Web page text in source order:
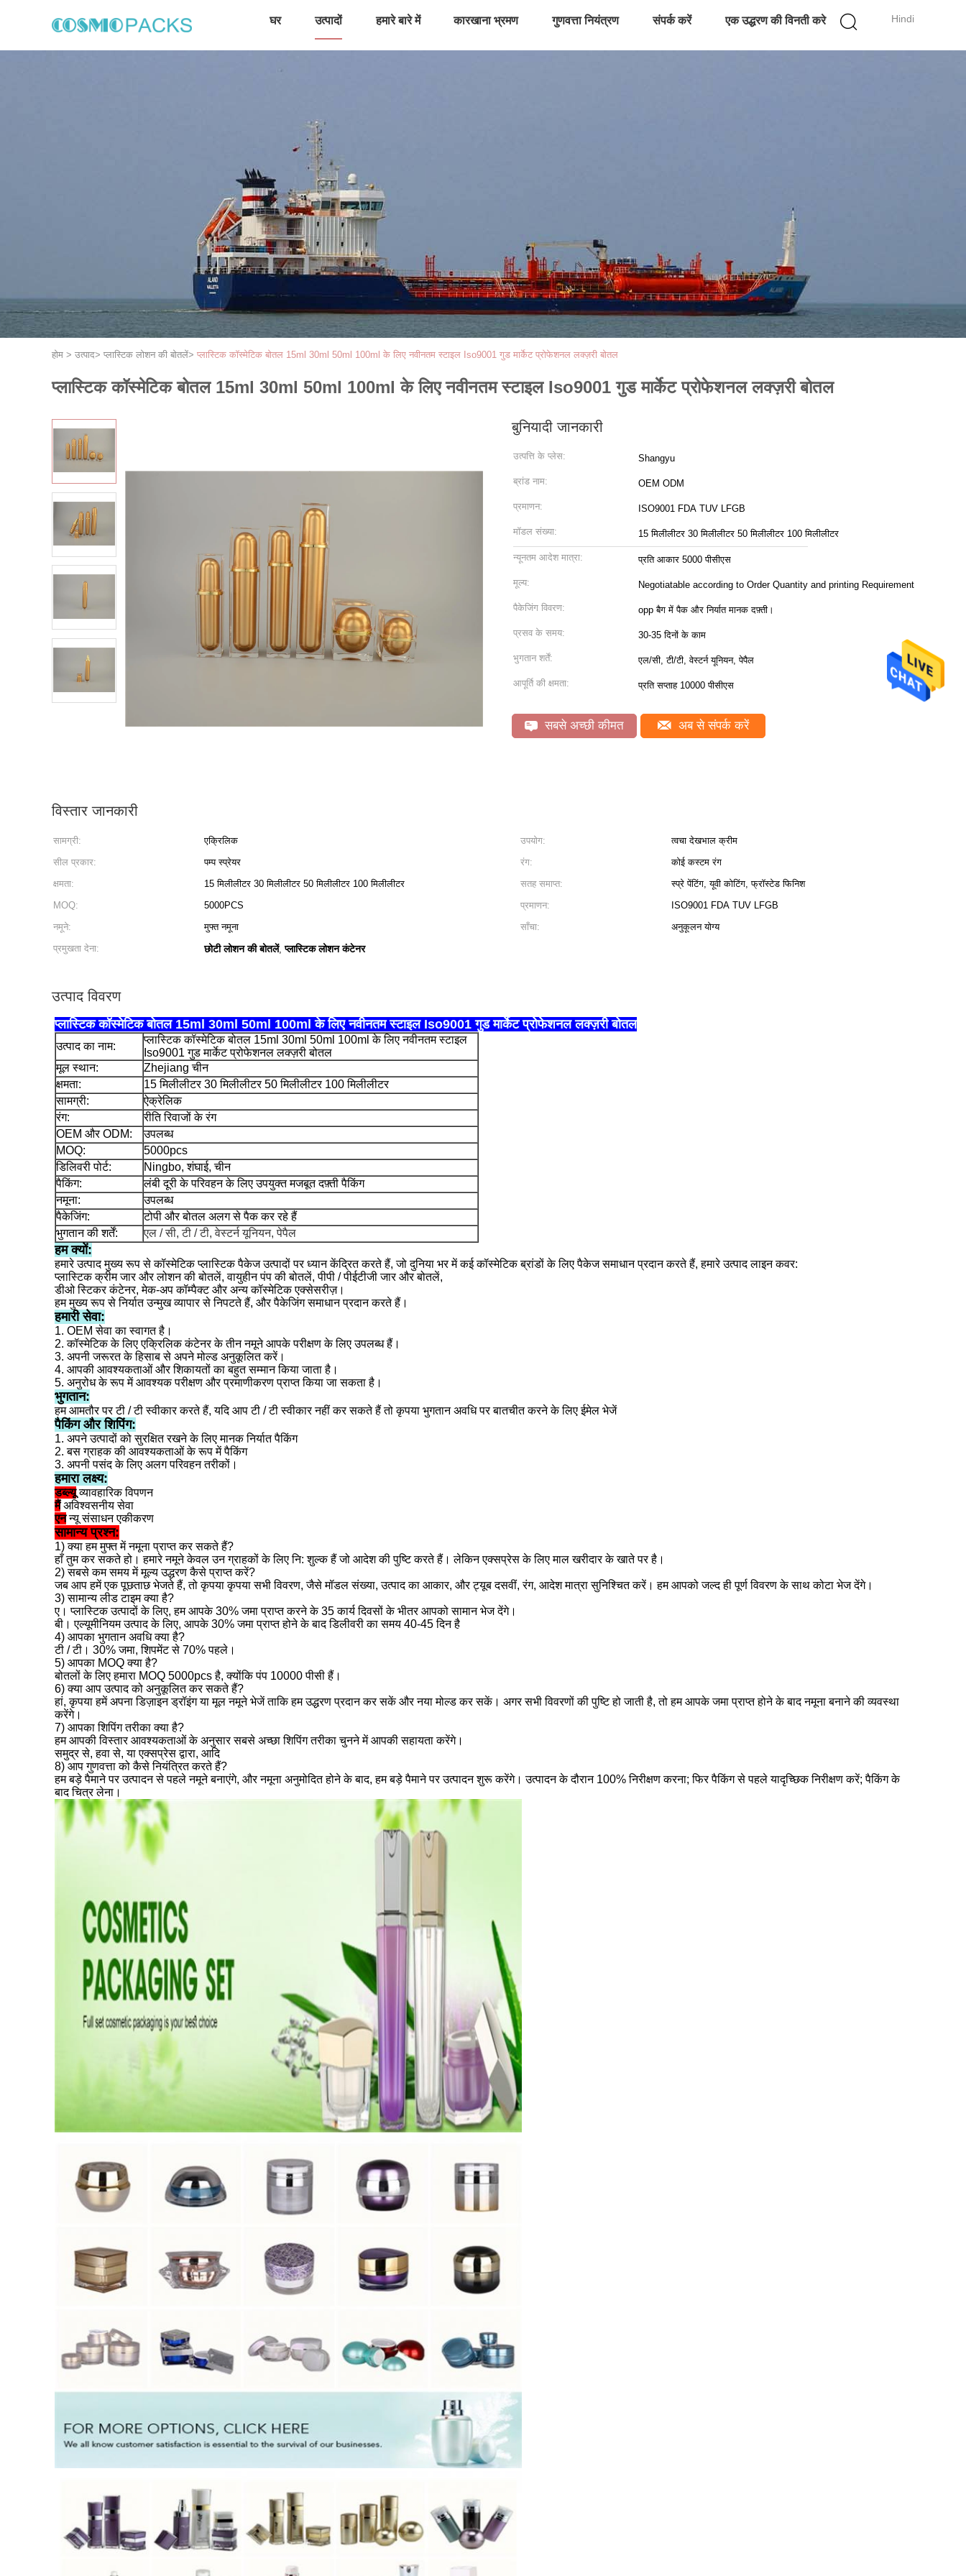
Hindi
घर उत्पादों हमारे बारे में कारखाना भ्रमण गुणवत्ता नियंत्रण संपर्क करें एक उद्धरण की विनती करे
होम > उत्पाद> प्लास्टिक लोशन की बोतलें> प्लास्टिक कॉस्मेटिक बोतल 15ml 30ml 50ml 100ml के लिए नवीनतम स्टाइल Iso9001 गुड मार्केट प्रोफेशनल लक्ज़री बोतल
प्लास्टिक कॉस्मेटिक बोतल 15ml 30ml 50ml 100ml के लिए नवीनतम स्टाइल Iso9001 गुड मार्केट प्रोफेशनल लक्ज़री बोतल
बुनियादी जानकारी
उत्पत्ति के प्लेस: Shangyu
ब्रांड नाम: OEM ODM
प्रमाणन: ISO9001 FDA TUV LFGB
मॉडल संख्या: 15 मिलीलीटर 30 मिलीलीटर 50 मिलीलीटर 100 मिलीलीटर
न्यूनतम आदेश मात्रा: प्रति आकार 5000 पीसीएस
मूल्य: Negotiatable according to Order Quantity and printing Requirements
पैकेजिंग विवरण: opp बैग में पैक और निर्यात मानक दफ़्ती।
प्रसव के समय: 30-35 दिनों के काम
भुगतान शर्तें: एल/सी, टी/टी, वेस्टर्न यूनियन, पेपैल
आपूर्ति की क्षमता: प्रति सप्ताह 10000 पीसीएस
सबसे अच्छी कीमत अब से संपर्क करें
विस्तार जानकारी
सामग्री: एक्रिलिक उपयोग:
त्वचा देखभाल क्रीम
सील प्रकार:
पम्प स्प्रेयर रंग:
कोई कस्टम रंग
क्षमता:
15 मिलीलीटर 30 मिलीलीटर 50 मिलीलीटर 100 मिलीलीटर सतह समाप्त:
स्प्रे पेंटिंग, यूवी कोटिंग, फ्रॉस्टेड फिनिश
MOQ:
5000PCS प्रमाणन:
ISO9001 FDA TUV LFGB
नमूने:
मुफ्त नमूना साँचा:
अनुकूलन योग्य
प्रमुखता देना:
छोटी लोशन की बोतलें,प्लास्टिक लोशन कंटेनर
उत्पाद विवरण
प्लास्टिक कॉस्मेटिक बोतल 15ml 30ml 50ml 100ml के लिए नवीनतम स्टाइल Iso9001 गुड मार्केट प्रोफेशनल लक्ज़री बोतल
उत्पाद का नाम:
प्लास्टिक कॉस्मेटिक बोतल 15ml 30ml 50ml 100ml के लिए नवीनतम स्टाइल
Iso9001 गुड मार्केट प्रोफेशनल लक्ज़री बोतल
मूल स्थान:
Zhejiang चीन
क्षमता:
15 मिलीलीटर 30 मिलीलीटर 50 मिलीलीटर 100 मिलीलीटर
सामग्री:
ऐक्रेलिक
रंग:
रीति रिवाजों के रंग
OEM और ODM:
उपलब्ध
MOQ:
5000pcs
डिलिवरी पोर्ट:
Ningbo, शंघाई, चीन
पैकिंग:
लंबी दूरी के परिवहन के लिए उपयुक्त मजबूत दफ़्ती पैकिंग
नमूना:
उपलब्ध
पैकेजिंग:
टोपी और बोतल अलग से पैक कर रहे हैं
भुगतान की शर्तें:
एल / सी, टी / टी, वेस्टर्न यूनियन, पेपैल
हम क्यों:
हमारे उत्पाद मुख्य रूप से कॉस्मेटिक प्लास्टिक पैकेज उत्पादों पर ध्यान केंद्रित करते हैं, जो दुनिया भर में कई कॉस्मेटिक ब्रांडों के लिए पैकेज समाधान प्रदान करते हैं, हमारे उत्पाद लाइन कवर:
प्लास्टिक क्रीम जार और लोशन की बोतलें, वायुहीन पंप की बोतलें, पीपी / पीईटीजी जार और बोतलें,
डीओ स्टिकर कंटेनर, मेक-अप कॉम्पैक्ट और अन्य कॉस्मेटिक एक्सेसरीज़।
हम मुख्य रूप से निर्यात उन्मुख व्यापार से निपटते हैं, और पैकेजिंग समाधान प्रदान करते हैं।
हमारी सेवा:
1. OEM सेवा का स्वागत है।
2. कॉस्मेटिक के लिए एक्रिलिक कंटेनर के तीन नमूने आपके परीक्षण के लिए उपलब्ध हैं।
3. अपनी जरूरत के हिसाब से अपने मोल्ड अनुकूलित करें।
4. आपकी आवश्यकताओं और शिकायतों का बहुत सम्मान किया जाता है।
5. अनुरोध के रूप में आवश्यक परीक्षण और प्रमाणीकरण प्राप्त किया जा सकता है।
भुगतान:
हम आमतौर पर टी / टी स्वीकार करते हैं, यदि आप टी / टी स्वीकार नहीं कर सकते हैं तो कृपया भुगतान अवधि पर बातचीत करने के लिए ईमेल भेजें
पैकिंग और शिपिंग:
1. अपने उत्पादों को सुरक्षित रखने के लिए मानक निर्यात पैकिंग
2. बस ग्राहक की आवश्यकताओं के रूप में पैकिंग
3. अपनी पसंद के लिए अलग परिवहन तरीकों।
हमारा लक्ष्य:
डब्ल्यूव्यावहारिक विपणन
मैंअविश्वसनीय सेवा
एनन्यू संसाधन एकीकरण
सामान्य प्रश्न:
1) क्या हम मुफ्त में नमूना प्राप्त कर सकते हैं?
हाँ तुम कर सकते हो। हमारे नमूने केवल उन ग्राहकों के लिए नि: शुल्क हैं जो आदेश की पुष्टि करते हैं। लेकिन एक्सप्रेस के लिए माल खरीदार के खाते पर है।
2) सबसे कम समय में मूल्य उद्धरण कैसे प्राप्त करें?
जब आप हमें एक पूछताछ भेजते हैं, तो कृपया कृपया सभी विवरण, जैसे मॉडल संख्या, उत्पाद का आकार, और ट्यूब दसवीं, रंग, आदेश मात्रा सुनिश्चित करें। हम आपको जल्द ही पूर्ण विवरण के साथ कोटा भेज देंगे।
3) सामान्य लीड टाइम क्या है?
ए। प्लास्टिक उत्पादों के लिए, हम आपके 30% जमा प्राप्त करने के 35 कार्य दिवसों के भीतर आपको सामान भेज देंगे।
बी। एल्यूमीनियम उत्पाद के लिए, आपके 30% जमा प्राप्त होने के बाद डिलीवरी का समय 40-45 दिन है
4) आपका भुगतान अवधि क्या है?
टी / टी। 30% जमा, शिपमेंट से 70% पहले।
5) आपका MOQ क्या है?
बोतलों के लिए हमारा MOQ 5000pcs है, क्योंकि पंप 10000 पीसी हैं।
6) क्या आप उत्पाद को अनुकूलित कर सकते हैं?
हां, कृपया हमें अपना डिज़ाइन ड्रॉइंग या मूल नमूने भेजें ताकि हम उद्धरण प्रदान कर सकें और नया मोल्ड कर सकें। अगर सभी विवरणों की पुष्टि हो जाती है, तो हम आपके जमा प्राप्त होने के बाद नमूना बनाने की व्यवस्था
करेंगे।
7) आपका शिपिंग तरीका क्या है?
हम आपकी विस्तार आवश्यकताओं के अनुसार सबसे अच्छा शिपिंग तरीका चुनने में आपकी सहायता करेंगे।
समुद्र से, हवा से, या एक्सप्रेस द्वारा, आदि
8) आप गुणवत्ता को कैसे नियंत्रित करते हैं?
हम बड़े पैमाने पर उत्पादन से पहले नमूने बनाएंगे, और नमूना अनुमोदित होने के बाद, हम बड़े पैमाने पर उत्पादन शुरू करेंगे। उत्पादन के दौरान 100% निरीक्षण करना; फिर पैकिंग से पहले यादृच्छिक निरीक्षण करें; पैकिंग के
बाद चित्र लेना।